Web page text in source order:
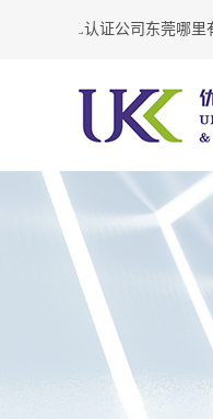
UL认证公司东莞哪里有？